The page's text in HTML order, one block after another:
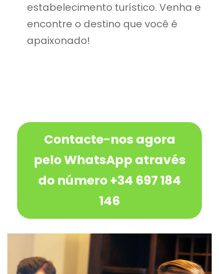
estabelecimento turístico. Venha e
encontre o destino que você é
apaixonado!
Contacte-nos agora
pelo WhatsApp através
do número +34 697 184
146